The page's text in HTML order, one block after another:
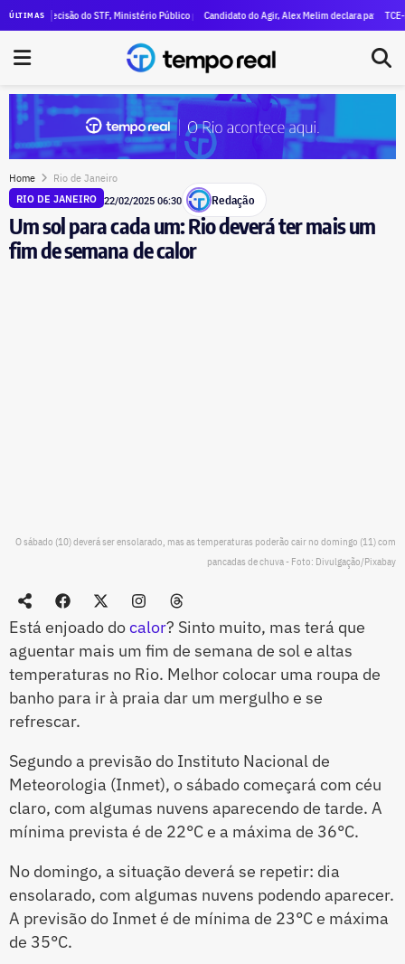
ÚLTIMAS
declara R$ 47 milhões em patrimônio
decisão do STF, Ministério Público pede execução da condenação e da inelegibilidade de
Candidato do Agir, Alex Melim declara patrimônio de
TCE-RJ
Home Rio de Janeiro
RIO DE JANEIRO 22/02/2025 06:30 Redação
Um sol para cada um: Rio deverá ter mais um
fim de semana de calor
O sábado (10) deverá ser ensolarado, mas as temperaturas poderão cair no domingo (11) com
pancadas de chuva - Foto: Divulgação/Pixabay
Está enjoado docalor? Sinto muito, mas terá que
aguentar mais um fim de semana de sol e altas
temperaturas no Rio. Melhor colocar uma roupa de
banho para ir à praia dar um mergulho e se
refrescar.
Segundo a previsão do Instituto Nacional de
Meteorologia (Inmet), o sábado começará com céu
claro, com algumas nuvens aparecendo de tarde. A
mínima prevista é de 22°C e a máxima de 36°C.
No domingo, a situação deverá se repetir: dia
ensolarado, com algumas nuvens podendo aparecer.
A previsão do Inmet é de mínima de 23°C e máxima
de 35°C.